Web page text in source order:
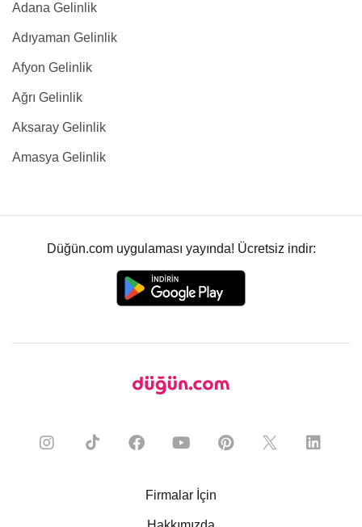
Adana Gelinlik
Adıyaman Gelinlik
Afyon Gelinlik
Ağrı Gelinlik
Aksaray Gelinlik
Amasya Gelinlik
Düğün.com uygulaması yayında! Ücretsiz indir:
Firmalar İçin